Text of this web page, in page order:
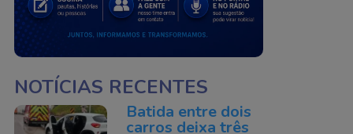
NOTÍCIAS RECENTES
Batida entre dois
carros deixa três